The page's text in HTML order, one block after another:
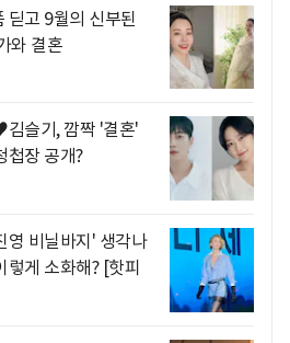
딛고 9월의 신부된
와 결혼
슬기, 깜짝 '결혼'
첩장 공개?
영 비닐바지' 생각나
렇게 소화해? [핫피